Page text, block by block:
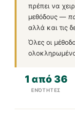
πρέπει να
μεθόδους —
αλλά και τις
Όλες οι
1 από 36
ΕΝΌΤΗΤΕΣ